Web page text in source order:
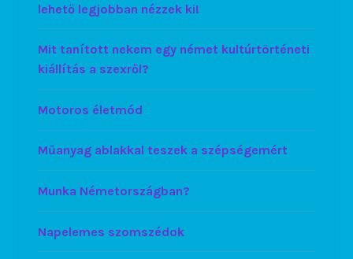
lehető legjobban nézzek ki!
Mit tanított nekem egy német kultúrtörténeti
kiállítás a szexről?
Motoros életmód
Műanyag ablakkal teszek a szépségemért
Munka Németországban?
Napelemes szomszédok